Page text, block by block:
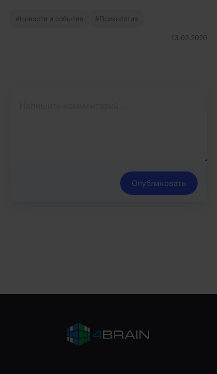
Новости и события Психология
13.02.2020
Опубликовать